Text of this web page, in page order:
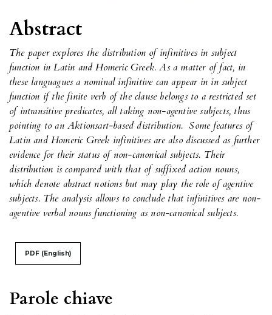
Parole chiave
Abstract
The paper explores the distribution of infinitives in subject
function in Latin and Homeric Greek.As a matter of fact, in
these languagues a nominal infinitive can appear in in subject
function if the finite verb of the clause belongs to a restricted set
of intransitive predicates, all taking non-agentive subjects, thus
pointing to an Aktionsart-based distribution.Some features of
Latin and Homeric Greek infinitives are also discussed as further
evidence for their status of non-canonical subjects. Their
distribution is compared with that of suffixed action nouns,
which denote abstract notions but may play the role of agentive
subjects. The analysis allows to conclude that infinitives are non-
agentive verbal nouns functioning as non-canonical subjects.
PDF (English)